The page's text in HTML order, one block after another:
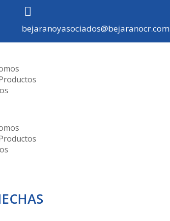
bejaranoyasociados@bejaranocr.com